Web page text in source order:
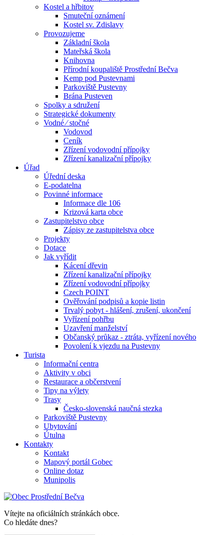
Kostel a hřbitov
Smuteční oznámení
Kostel sv. Zdislavy
Provozujeme
Základní škola
Mateřská škola
Knihovna
Přírodní koupaliště Prostřední Bečva
Kemp pod Pustevnami
Parkoviště Pustevny
Brána Pusteven
Spolky a sdružení
Strategické dokumenty
Vodné ⁄ stočné
Vodovod
Ceník
Zřízení vodovodní přípojky
Zřízení kanalizační přípojky
Úřad
Úřední deska
E-podatelna
Povinné informace
Informace dle 106
Krizová karta obce
Zastupitelstvo obce
Zápisy ze zastupitelstva obce
Projekty
Dotace
Jak vyřídit
Kácení dřevin
Zřízení kanalizační přípojky
Zřízení vodovodní přípojky
Czech POINT
Ověřování podpisů a kopie listin
Trvalý pobyt - hlášení, zrušení, ukončení
Vyřízení pohřbu
Uzavření manželství
Občanský průkaz - ztráta, vyřízení nového
Povolení k vjezdu na Pustevny
Turista
Informační centra
Aktivity v obci
Restaurace a občerstvení
Tipy na výlety
Trasy
Česko-slovenská naučná stezka
Parkoviště Pustevny
Ubytování
Útulna
Kontakty
Kontakt
Mapový portál Gobec
Online dotaz
Munipolis
Vítejte na oficiálních stránkách obce.
Co hledáte dnes?